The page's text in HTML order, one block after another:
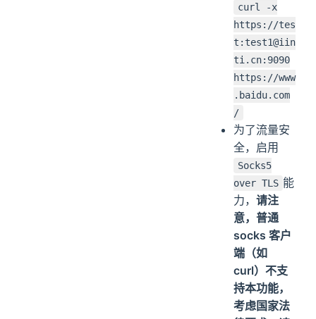
curl -x
https://tes
t:test1@iin
ti.cn:9090
https://www
.baidu.com
/
为了流量安
全，启用
Socks5
over TLS 能
力，请注
意，普通
socks 客户
端（如
curl）不支
持本功能，
考虑国家法